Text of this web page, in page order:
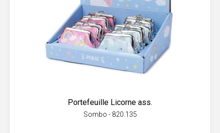
Portefeuille Licorne ass.
Sombo - 820.135